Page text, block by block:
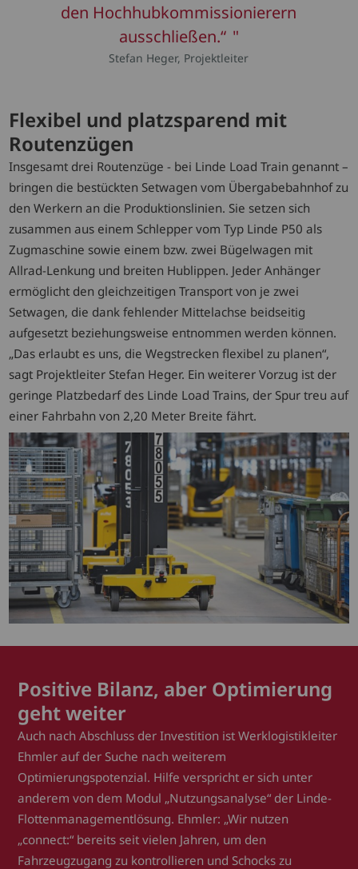
den Hochhubkommissionierern
ausschließen.“
Stefan Heger, Projektleiter
Flexibel und platzsparend mit
Routenzügen
Insgesamt drei Routenzüge - bei Linde Load Train genannt –
bringen die bestückten Setwagen vom Übergabebahnhof zu
den Werkern an die Produktionslinien. Sie setzen sich
zusammen aus einem Schlepper vom Typ Linde P50 als
Zugmaschine sowie einem bzw. zwei Bügelwagen mit
Allrad-Lenkung und breiten Hublippen. Jeder Anhänger
ermöglicht den gleichzeitigen Transport von je zwei
Setwagen, die dank fehlender Mittelachse beidseitig
aufgesetzt beziehungsweise entnommen werden können.
„Das erlaubt es uns, die Wegstrecken flexibel zu planen“,
sagt Projektleiter Stefan Heger. Ein weiterer Vorzug ist der
geringe Platzbedarf des Linde Load Trains, der Spur treu auf
einer Fahrbahn von 2,20 Meter Breite fährt.
Positive Bilanz, aber Optimierung
geht weiter
Auch nach Abschluss der Investition ist Werklogistikleiter
Ehmler auf der Suche nach weiterem
Optimierungspotenzial. Hilfe verspricht er sich unter
anderem von dem Modul „Nutzungsanalyse“ der Linde-
Flottenmanagementlösung. Ehmler: „Wir nutzen
„connect:“ bereits seit vielen Jahren, um den
Fahrzeugzugang zu kontrollieren und Schocks zu